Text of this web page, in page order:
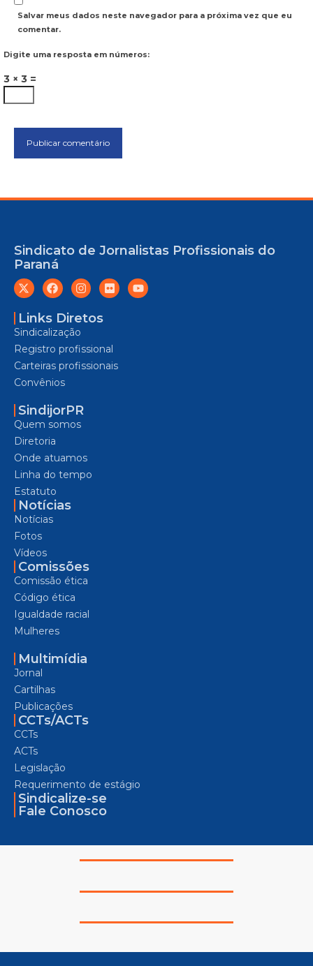
Salvar meus dados neste navegador para a próxima vez que eu
comentar.
Digite uma resposta em números:
3 × 3 =
Sindicato de Jornalistas Profissionais do
Paraná
Links Diretos
Sindicalização
Registro profissional
Carteiras profissionais
Convênios
SindijorPR
Quem somos
Diretoria
Onde atuamos
Linha do tempo
Estatuto
Notícias
Notícias
Fotos
Vídeos
Comissões
Comissão ética
Código ética
Igualdade racial
Mulheres
Multimídia
Jornal
Cartilhas
Publicações
CCTs/ACTs
CCTs
ACTs
Legislação
Requerimento de estágio
Sindicalize-se
Fale Conosco